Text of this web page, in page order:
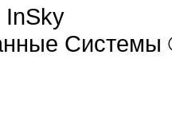
InSky
Системы